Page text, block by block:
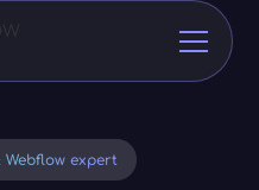
expert